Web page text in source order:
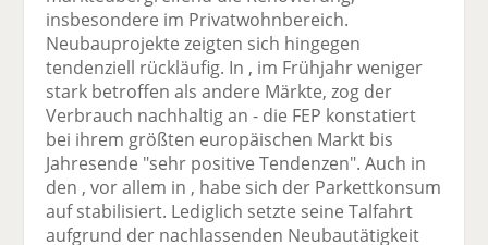
insbesondere im Privatwohnbereich.
Neubauprojekte zeigten sich hingegen
tendenziell rückläufig. In , im Frühjahr weniger
stark betroffen als andere Märkte, zog der
Verbrauch nachhaltig an - die FEP konstatiert
bei ihrem größten europäischen Markt bis
Jahresende "sehr positive Tendenzen". Auch in
den , vor allem in , habe sich der Parkettkonsum
auf stabilisiert. Lediglich setzte seine Talfahrt
aufgrund der nachlassenden Neubautätigkeit